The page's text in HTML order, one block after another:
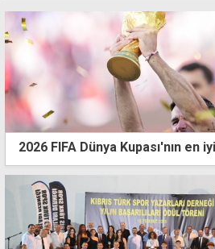
2026 FIFA Dünya Kupası'nın en